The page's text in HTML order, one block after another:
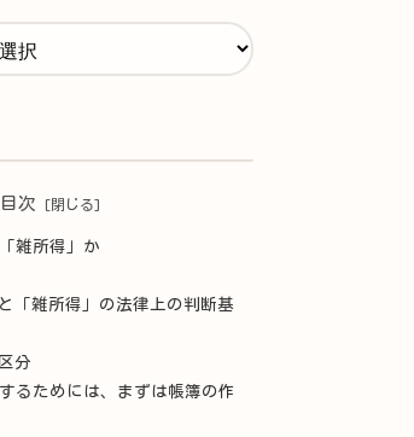
目次
雑所得」か
「雑所得」の法律上の判断基
分
るためには、まずは帳簿の作